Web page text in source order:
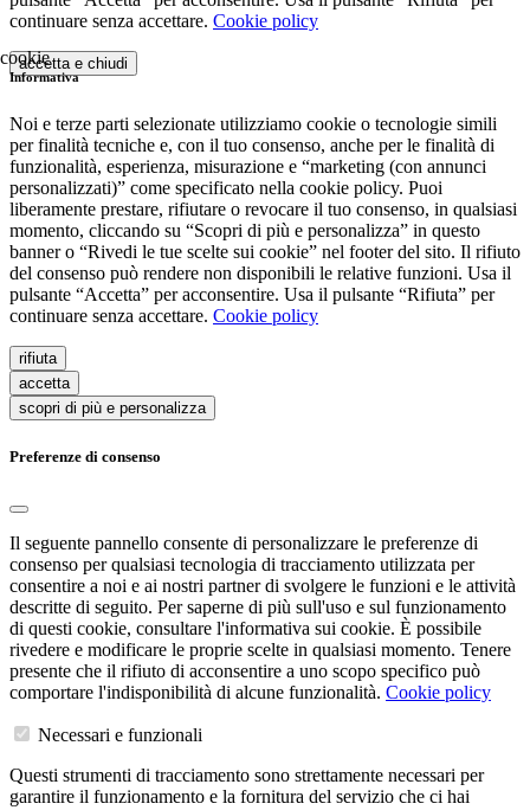
continuare senza accettare. Cookie policy
accetta e chiudi
Informativa
Noi e terze parti selezionate utilizziamo cookie o tecnologie simili
per finalità tecniche e, con il tuo consenso, anche per le finalità di
funzionalità, esperienza, misurazione e “marketing (con annunci
personalizzati)” come specificato nella cookie policy. Puoi
liberamente prestare, rifiutare o revocare il tuo consenso, in qualsiasi
momento, cliccando su “Scopri di più e personalizza” in questo
banner o “Rivedi le tue scelte sui cookie” nel footer del sito. Il rifiuto
del consenso può rendere non disponibili le relative funzioni. Usa il
pulsante “Accetta” per acconsentire. Usa il pulsante “Rifiuta” per
continuare senza accettare. Cookie policy
rifiuta
accetta
scopri di più e personalizza
Preferenze di consenso
Il seguente pannello consente di personalizzare le preferenze di
consenso per qualsiasi tecnologia di tracciamento utilizzata per
consentire a noi e ai nostri partner di svolgere le funzioni e le attività
descritte di seguito. Per saperne di più sull'uso e sul funzionamento
di questi cookie, consultare l'informativa sui cookie. È possibile
rivedere e modificare le proprie scelte in qualsiasi momento. Tenere
presente che il rifiuto di acconsentire a uno scopo specifico può
comportare l'indisponibilità di alcune funzionalità. Cookie policy
Necessari e funzionali
Questi strumenti di tracciamento sono strettamente necessari per
garantire il funzionamento e la fornitura del servizio che ci hai